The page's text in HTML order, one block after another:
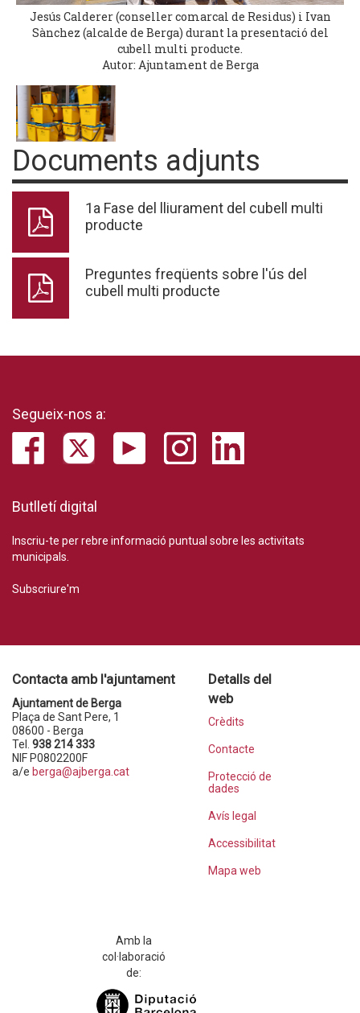
Jesús Calderer (conseller comarcal de Residus) i Ivan
Sànchez (alcalde de Berga) durant la presentació del
cubell multi producte.
Autor: Ajuntament de Berga
Documents adjunts
1a Fase del lliurament del cubell multi
producte
Preguntes freqüents sobre l'ús del
cubell multi producte
Segueix-nos a:
Butlletí digital
Inscriu-te per rebre informació puntual sobre les activitats
municipals.
Subscriure'm
Contacta amb l'ajuntament
Ajuntament de Berga
Plaça de Sant Pere, 1
08600 - Berga
Tel. 938 214 333
NIF P0802200F
a/e berga@ajberga.cat
Detalls del
web
Crèdits
Contacte
Protecció de
dades
Avís legal
Accessibilitat
Mapa web
Amb la
col·laboració
de: